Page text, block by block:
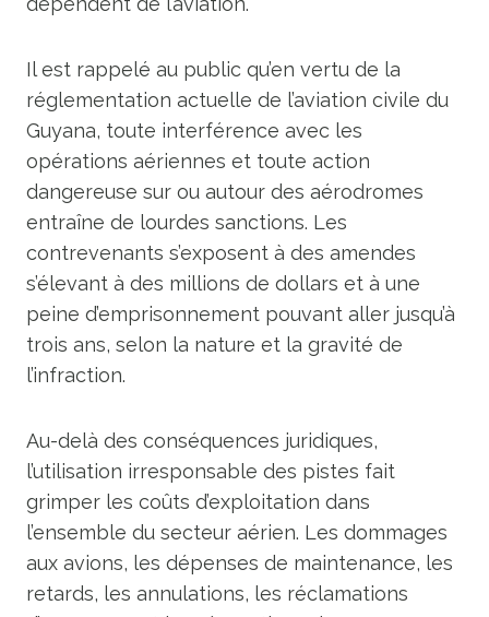
Il est rappelé au public qu’en vertu de la
réglementation actuelle de l’aviation civile du
Guyana, toute interférence avec les
opérations aériennes et toute action
dangereuse sur ou autour des aérodromes
entraîne de lourdes sanctions. Les
contrevenants s’exposent à des amendes
s’élevant à des millions de dollars et à une
peine d’emprisonnement pouvant aller jusqu’à
trois ans, selon la nature et la gravité de
l’infraction.
Au-delà des conséquences juridiques,
l’utilisation irresponsable des pistes fait
grimper les coûts d’exploitation dans
l’ensemble du secteur aérien. Les dommages
aux avions, les dépenses de maintenance, les
retards, les annulations, les réclamations